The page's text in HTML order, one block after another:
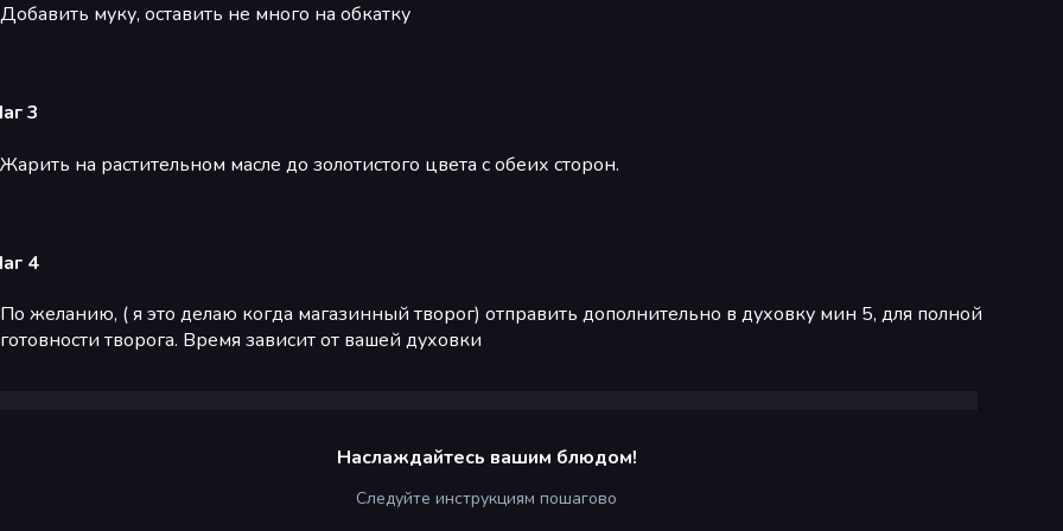
Добавить муку, оставить не много на обкатку
3
Жарить на растительном масле до золотистого цвета с обеих сторон.
4
По желанию, ( я это делаю когда магазинный творог) отправить дополнительно в духовку мин 5, для полной
готовности творога. Время зависит от вашей духовки
Наслаждайтесь вашим блюдом!
Следуйте инструкциям пошагово